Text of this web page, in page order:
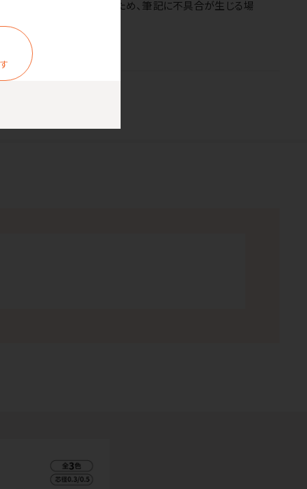
の劣化が進行しているため、筆記に不具合が生じる場